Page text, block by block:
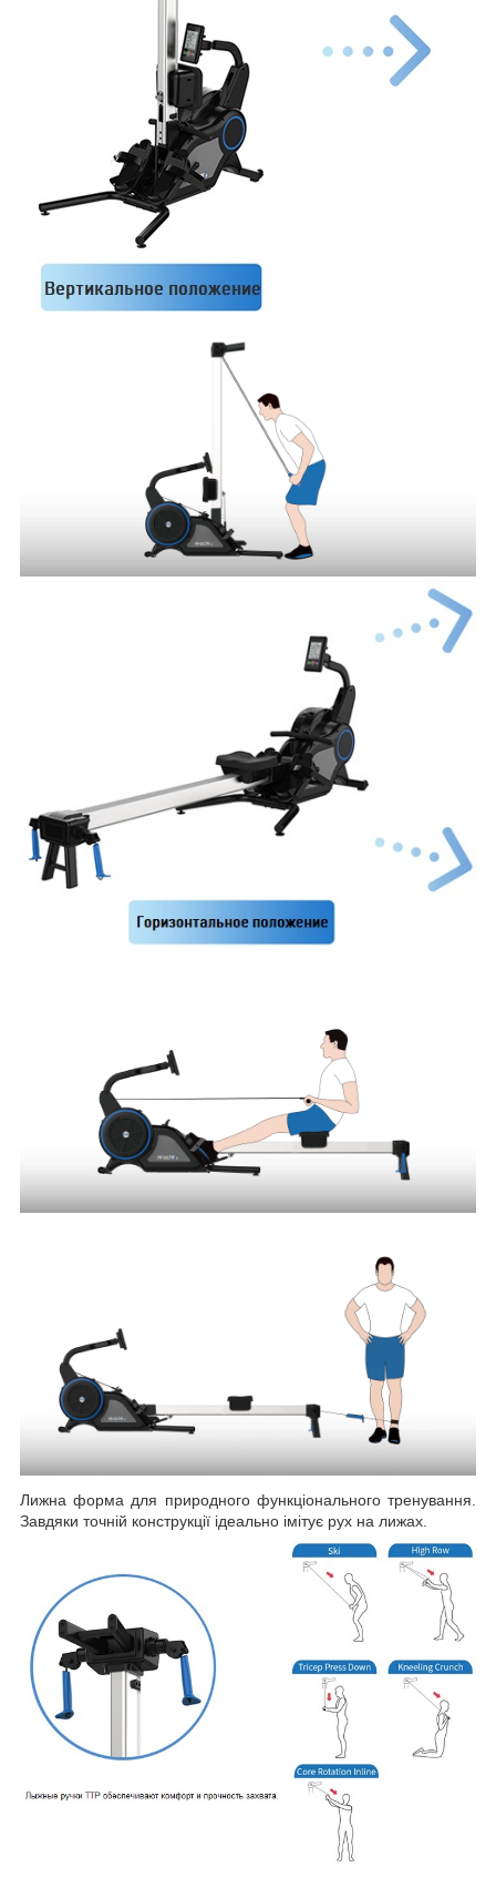
Лижна форма для природного функціонального тренування.
Завдяки точній конструкції ідеально імітує рух на лижах.